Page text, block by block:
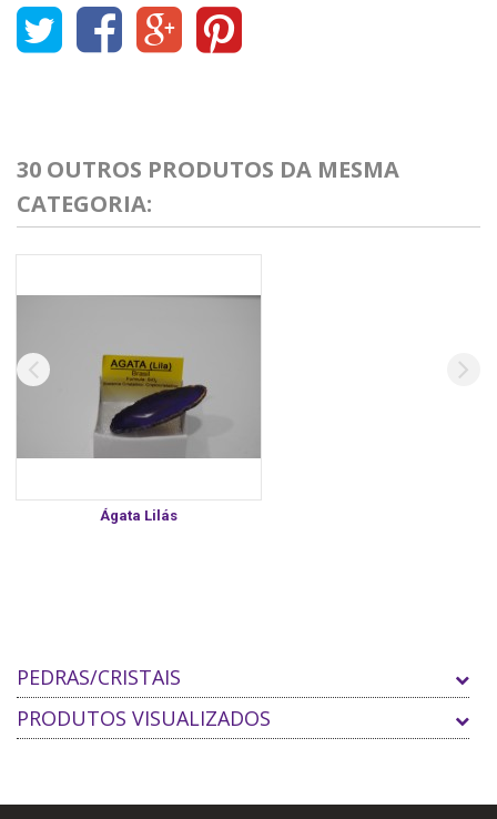
PEDRAS/CRISTAIS
PRODUTOS VISUALIZADOS
30 OUTROS PRODUTOS DA MESMA
CATEGORIA:
Ágata Lilás